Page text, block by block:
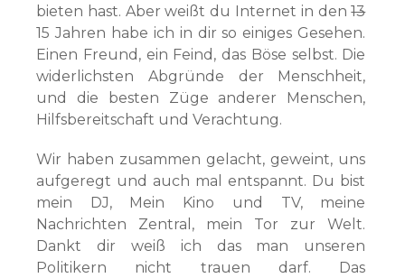
bieten hast. Aber weißt du Internet in den13
15 Jahren habe ich in dir so einiges Gesehen.
Einen Freund, ein Feind, das Böse selbst. Die
widerlichsten Abgründe der Menschheit,
und die besten Züge anderer Menschen,
Hilfsbereitschaft und Verachtung.
Wir haben zusammen gelacht, geweint, uns
aufgeregt und auch mal entspannt. Du bist
mein DJ, Mein Kino und TV, meine
Nachrichten Zentral, mein Tor zur Welt.
Dankt dir weiß ich das man unseren
Politikern nicht trauen darf. Das